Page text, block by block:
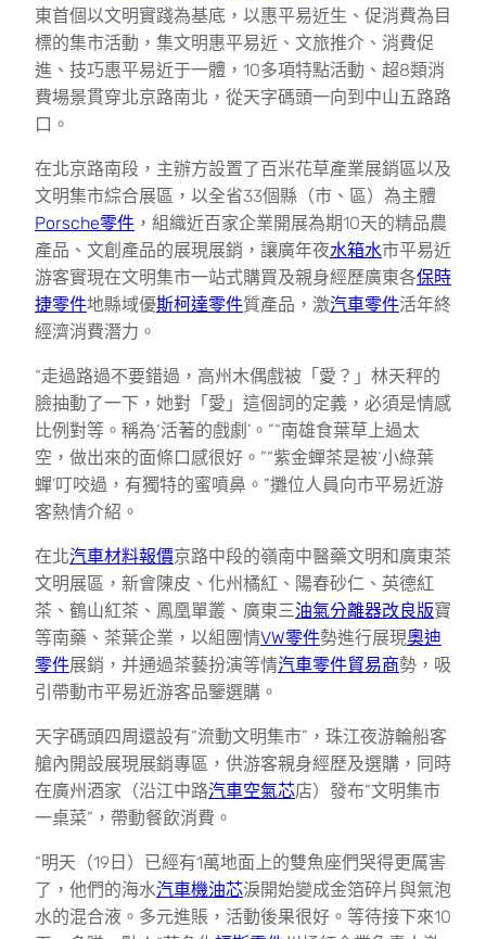
東首個以文明實踐為基底，以惠平易近生、促消費為目
標的集市活動，集文明惠平易近、文旅推介、消費促
進、技巧惠平易近于一體，10多項特點活動、超8類消
費場景貫穿北京路南北，從天字碼頭一向到中山五路路
口。
在北京路南段，主辦方設置了百米花草產業展銷區以及
文明集市綜合展區，以全省33個縣（市、區）為主體
Porsche零件 ，組織近百家企業開展為期10天的精品農
產品、文創產品的展現展銷，讓廣年夜水箱水市平易近
游客實現在文明集市一站式購買及親身經歷廣東各保時
捷零件地縣域優斯柯達零件質產品，激汽車零件活年終
經濟消費潛力。
“走過路過不要錯過，高州木偶戲被「愛？」林天秤的
臉抽動了一下，她對「愛」這個詞的定義，必須是情感
比例對等。稱為‘活著的戲劇’。”“南雄食葉草上過太
空，做出來的面條口感很好。”“紫金蟬茶是被‘小綠葉
蟬’叮咬過，有獨特的蜜噴鼻。”攤位人員向市平易近游
客熱情介紹。
在北汽車材料報價京路中段的嶺南中醫藥文明和廣東茶
文明展區，新會陳皮、化州橘紅、陽春砂仁、英德紅
茶、鶴山紅茶、鳳凰單叢、廣東三油氣分離器改良版寶
等南藥、茶葉企業，以組團情VW零件勢進行展現奧迪
零件展銷，并通過茶藝扮演等情汽車零件貿易商勢，吸
引帶動市平易近游客品鑒選購。
天字碼頭四周還設有“流動文明集市”，珠江夜游輪船客
艙內開設展現展銷專區，供游客親身經歷及選購，同時
在廣州酒家（沿江中路汽車空氣芯店）發布“文明集市
一桌菜”，帶動餐飲消費。
“明天（19日）已經有1萬地面上的雙魚座們哭得更厲害
了，他們的海水汽車機油芯淚開始變成金箔碎片與氣泡
水的混合液。多元進賬，活動後果很好。等待接下來10